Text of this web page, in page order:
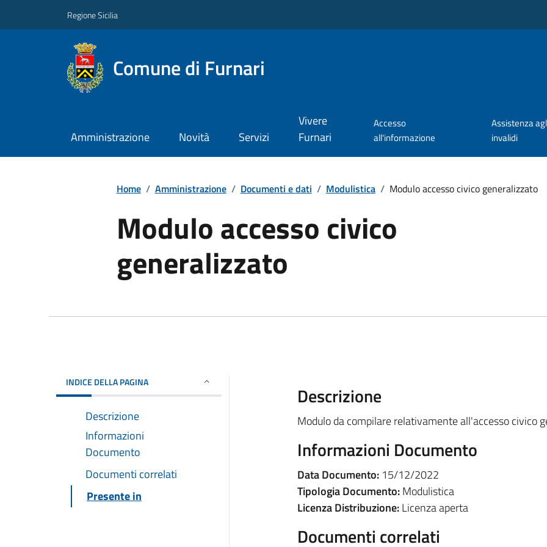
Regione Sicilia
Comune di Furnari
Amministrazione Novità Servizi
Vivere
Furnari
Accesso
all'informazione
Assistenza
invalidi
Home / Amministrazione / Documenti e dati / Modulistica / Modulo accesso civico generalizzato
Modulo accesso civico
generalizzato
INDICE DELLA PAGINA
Descrizione
Informazioni
Documento
Documenti correlati
Presente in
Descrizione
Modulo da compilare relativamente all'accesso civico
Informazioni Documento
Data Documento:15/12/2022
Tipologia Documento:Modulistica
Licenza Distribuzione:Licenza aperta
Documenti correlati